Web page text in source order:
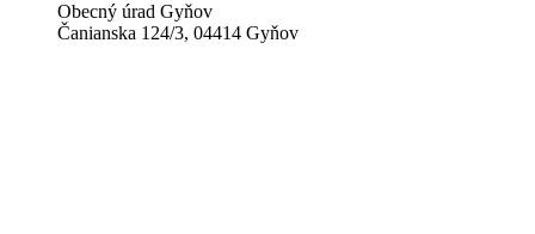
Obecný úrad Gyňov
Čanianska 124/3, 04414 Gyňov